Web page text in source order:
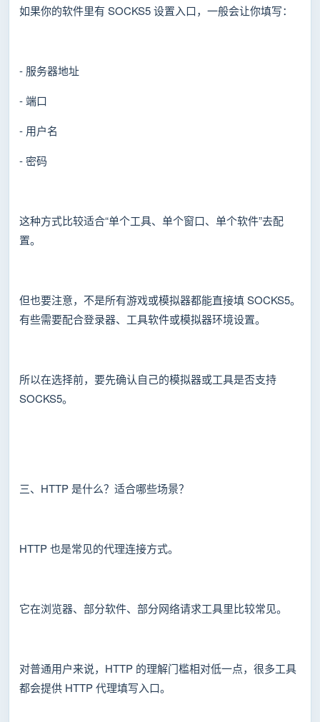
如果你的软件里有 SOCKS5 设置入口，一般会让你填写：
- 服务器地址
- 端口
- 用户名
- 密码
这种方式比较适合“单个工具、单个窗口、单个软件”去配
置。
但也要注意，不是所有游戏或模拟器都能直接填 SOCKS5。
有些需要配合登录器、工具软件或模拟器环境设置。
所以在选择前，要先确认自己的模拟器或工具是否支持
SOCKS5。
三、HTTP 是什么？适合哪些场景？
HTTP 也是常见的代理连接方式。
它在浏览器、部分软件、部分网络请求工具里比较常见。
对普通用户来说，HTTP 的理解门槛相对低一点，很多工具
都会提供 HTTP 代理填写入口。